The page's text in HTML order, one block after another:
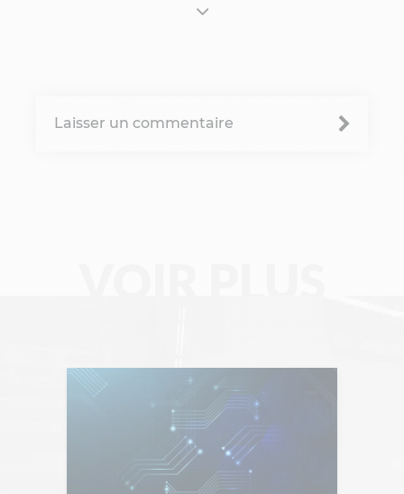
Change management
Gravity Microsoft 365
Intelligence Artificielle
Intelligence collective
Marketplace
Laisser un commentaire